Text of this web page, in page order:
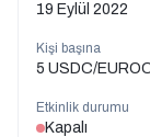
19 Eylül 2022
Kişi başına
5 USDC/
Etkinlik durumu
Kapalı